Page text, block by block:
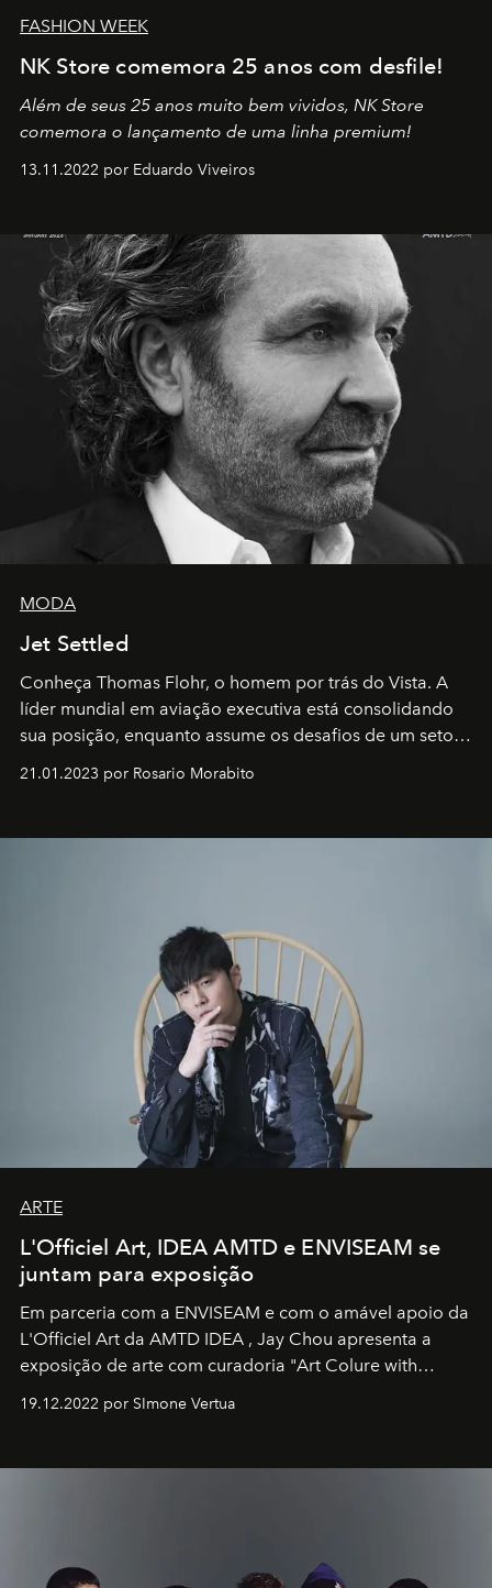
FASHION WEEK
NK Store comemora 25 anos com desfile!
Além de seus 25 anos muito bem vividos, NK Store
comemora o lançamento de uma linha premium!
13.11.2022 por Eduardo Viveiros
MODA
Jet Settled
Conheça Thomas Flohr, o homem por trás do Vista. A
líder mundial em aviação executiva está consolidando
sua posição, enquanto assume os desafios de um setor
em rápida evolução e redefinindo o conceito de luxo
21.01.2023 por Rosario Morabito
ARTE
L'Officiel Art, IDEA AMTD e ENVISEAM se
juntam para exposição
Em parceria com a ENVISEAM e com o amável apoio da
L'Officiel Art da AMTD IDEA , Jay Chou apresenta a
exposição de arte com curadoria "Art Colure with
19.12.2022 por SImone Vertua